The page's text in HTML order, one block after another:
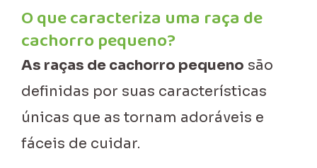
O que caracteriza uma raça de
cachorro pequeno?
As raças de cachorro pequeno são
definidas por suas características
únicas que as tornam adoráveis e
fáceis de cuidar.